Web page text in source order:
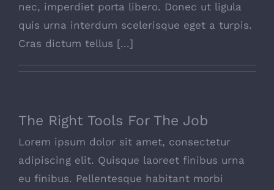
nec, imperdiet porta libero. Donec ut ligula
quis urna interdum scelerisque eget a turpis.
Cras dictum tellus [...]
The Right Tools For The Job
The Right Tools For The Job
Lorem ipsum dolor sit amet, consectetur
adipiscing elit. Quisque laoreet finibus urna
eu finibus. Pellentesque habitant morbi